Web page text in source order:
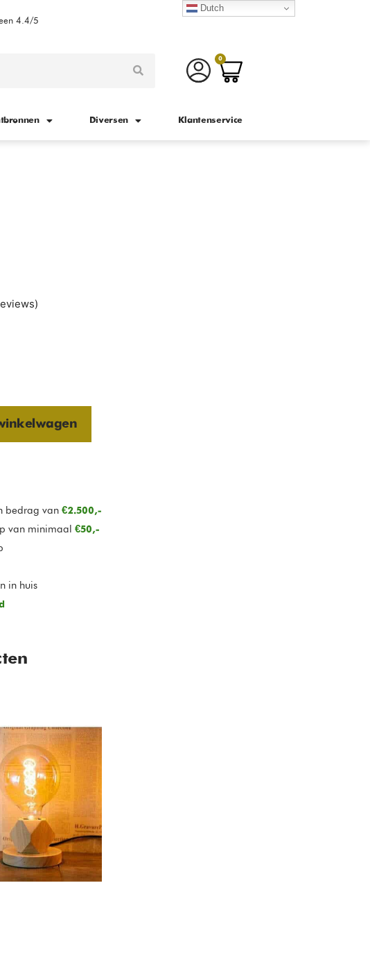
4.4/5
0
Diversen Klantenservice
bedrag van €2.500,-
van minimaal €50,-
in huis
Dutch